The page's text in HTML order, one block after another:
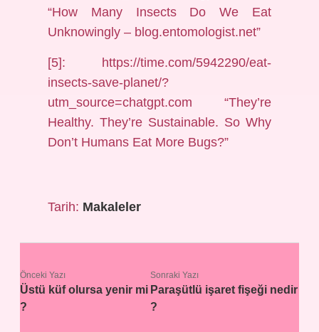
“How Many Insects Do We Eat
Unknowingly – blog.entomologist.net”
[5]: https://time.com/5942290/eat-
insects-save-planet/?
utm_source=chatgpt.com “They’re
Healthy. They’re Sustainable. So Why
Don’t Humans Eat More Bugs?”
Tarih: Makaleler
Önceki Yazı
Üstü küf olursa yenir mi
?
Sonraki Yazı
Paraşütlü işaret fişeği nedir
?